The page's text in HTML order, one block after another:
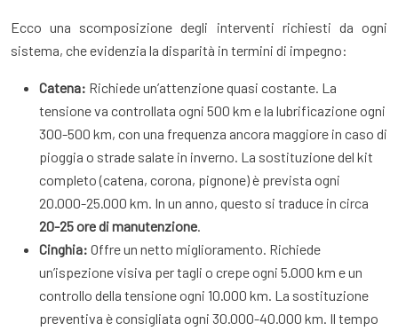
Ecco una scomposizione degli interventi richiesti da ogni
sistema, che evidenzia la disparità in termini di impegno:
Catena: Richiede un’attenzione quasi costante. La
tensione va controllata ogni 500 km e la lubrificazione ogni
300-500 km, con una frequenza ancora maggiore in caso di
pioggia o strade salate in inverno. La sostituzione del kit
completo (catena, corona, pignone) è prevista ogni
20.000-25.000 km. In un anno, questo si traduce in circa
20-25 ore di manutenzione.
Cinghia: Offre un netto miglioramento. Richiede
un’ispezione visiva per tagli o crepe ogni 5.000 km e un
controllo della tensione ogni 10.000 km. La sostituzione
preventiva è consigliata ogni 30.000-40.000 km. Il tempo